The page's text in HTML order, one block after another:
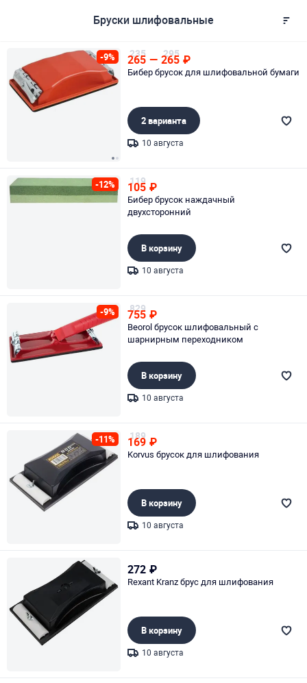
Бруски шлифовальные
-9% 235
265 — 295
265 ₽
Бибер брусок для шлифовальной бумаги
2 варианта
10 августа
-12% 119
105 ₽
Бибер брусок наждачный
двухсторонний
В корзину
10 августа
-9% 829
755 ₽
Beorol брусок шлифовальный с
шарнирным переходником
В корзину
10 августа
-11% 189
169 ₽
Korvus брусок для шлифования
В корзину
10 августа
272 ₽
Rexant Kranz брус для шлифования
В корзину
10 августа